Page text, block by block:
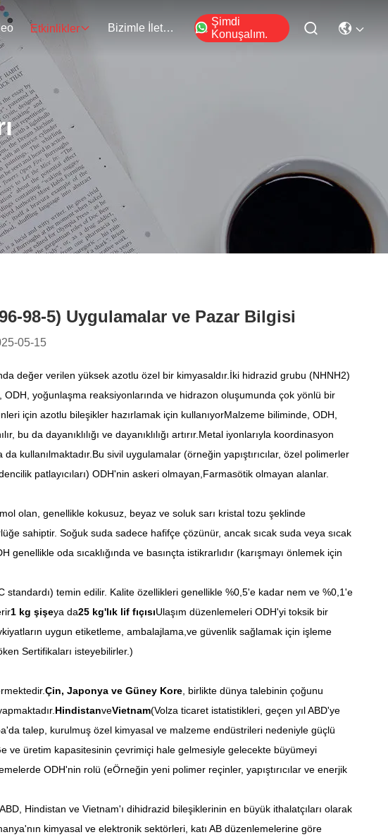
Etkinlikler Bizimle İletişim
Şimdi
Konuşalım.
98-5) Uygulamalar ve Pazar Bilgisi
05-15
değer verilen yüksek azotlu özel bir kimyasaldır.İki hidrazid grubu (NHNH2)
yoğunlaşma reaksiyonlarında ve hidrazon oluşumunda çok yönlü bir
için azotlu bileşikler hazırlamak için kullanıyorMalzeme biliminde, ODH,
da dayanıklılığı ve dayanıklılığı artırır.Metal iyonlarıyla koordinasyon
kullanılmaktadır.Bu sivil uygulamalar (örneğin yapıştırıcılar, özel polimerler
patlayıcıları) ODH'nin askeri olmayan,Farmasötik olmayan alanlar.
olan, genellikle kokusuz, beyaz ve soluk sarı kristal tozu şeklinde
sahiptir. Soğuk suda sadece hafifçe çözünür, ancak sıcak suda veya sıcak
oda sıcaklığında ve basınçta istikrarlıdır (karışmayı önlemek için
temin edilir. Kalite özellikleri genellikle %0,5'e kadar nem ve %0,1'e
1 kg şişeya da25 kg'lık lif fıçısıUlaşım düzenlemeleri ODH'yi toksik bir
uygun etiketleme, ambalajlama,ve güvenlik sağlamak için işleme
Sertifikaları isteyebilirler.)
Çin, Japonya ve Güney Kore , birlikte dünya talebinin çoğunu
HindistanveVietnam(Volza ticaret istatistikleri, geçen yıl ABD'ye
talep, kurulmuş özel kimyasal ve malzeme endüstrileri nedeniyle güçlü
ve üretim kapasitesinin çevrimiçi hale gelmesiyle gelecekte büyümeyi
ODH'nin rolü (eÖrneğin yeni polimer reçinler, yapıştırıcılar ve enerjik
Hindistan ve Vietnam'ı dihidrazid bileşiklerinin en büyük ithalatçıları olarak
kimyasal ve elektronik sektörleri, katı AB düzenlemelerine göre